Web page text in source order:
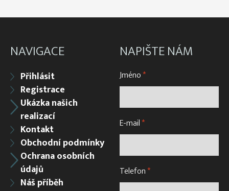
NAVIGACE
Přihlásit
Registrace
Ukázka našich
realizací
Kontakt
Obchodní podmínky
Ochrana osobních
údajů
Náš příběh
NAPIŠTE NÁM
Jméno*
E-mail*
Telefon*